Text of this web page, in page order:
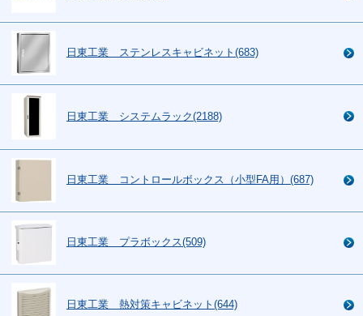
日東工業 ステンレスキャビネット(683)
日東工業 システムラック(2188)
日東工業 コントロールボックス（小型FA用）(687)
日東工業 プラボックス(509)
日東工業 熱対策キャビネット(644)